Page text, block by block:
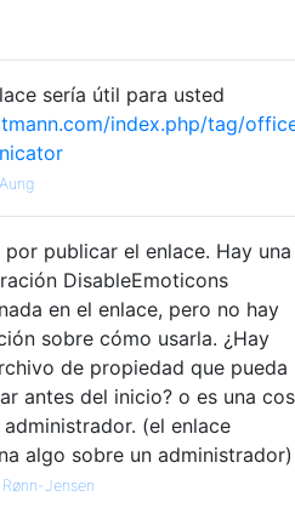
sería útil para usted
index.php/tag/
por publicar el enlace. Hay una
DisableEmoticons
en el enlace, pero no hay
sobre cómo usarla. ¿Hay
de propiedad que pueda
antes del inicio? o es una
(el enlace
algo sobre un administrador)
Jensen